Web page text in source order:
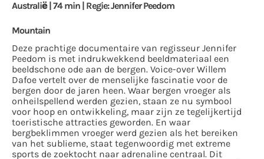
Australië | 74 min | Regie: Jennifer Peedom
Mountain
Deze prachtige documentaire van regisseur Jennifer
Peedom is met indrukwekkend beeldmateriaal een
beeldschone ode aan de bergen. Voice-over Willem
Dafoe vertelt over de menselijke fascinatie voor de
bergen door de jaren heen. Waar bergen vroeger als
onheilspellend werden gezien, staan ze nu symbool
voor hoop en ontwikkeling, maar zijn ze tegelijkertijd
toeristische attracties geworden. En waar
bergbeklimmen vroeger werd gezien als het bereiken
van het sublieme, staat tegenwoordig met extreme
sports de zoektocht naar adrenaline centraal. Dit